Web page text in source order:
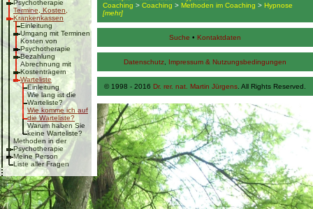
Psychotherapie
Termine, Kosten,
Krankenkassen
Einleitung
Umgang mit Terminen
Kosten von
Psychotherapie
Bezahlung
Abrechnung mit
Kostenträgern
Warteliste
Einleitung
Wie lang ist die
Warteliste?
Wie komme ich auf
die Warteliste?
Warum haben Sie
keine Warteliste?
Methoden in der
Psychotherapie
Meine Person
Liste aller Fragen
Coaching > Coaching > Methoden im Coaching > Hypnose
[mehr]
Suche • Kontaktdaten
Datenschutz Impressum & Nutzungsbedingungen
© 1998 - 2016 Dr. rer. nat. Martin Jürgens . All Rights Reserved.